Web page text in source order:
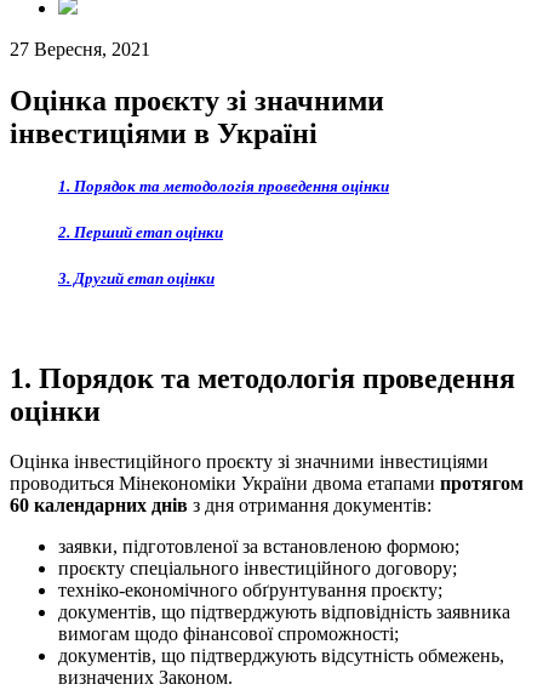
27 Вересня, 2021
Оцінка проєкту зі значними
інвестиціями в Україні
1. Порядок та методологія проведення оцінки
2. Перший етап оцінки
3. Другий етап оцінки
1. Порядок та методологія проведення
оцінки
Оцінка інвестиційного проєкту зі значними інвестиціями
проводиться Мінекономіки України двома етапами протягом
60 календарних днів з дня отримання документів:
заявки, підготовленої за встановленою формою;
проєкту спеціального інвестиційного договору;
техніко-економічного обґрунтування проєкту;
документів, що підтверджують відповідність заявника
вимогам щодо фінансової спроможності;
документів, що підтверджують відсутність обмежень,
визначених Законом.